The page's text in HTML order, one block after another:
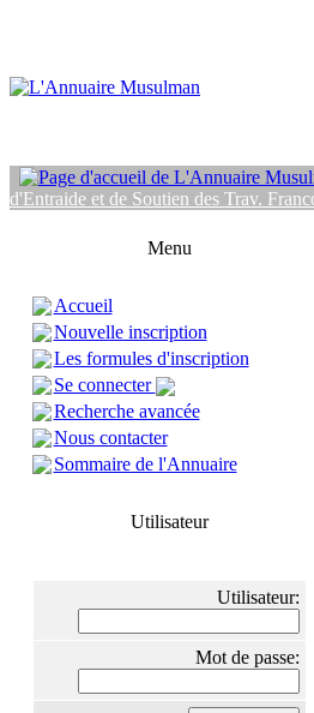
d'Entraide et de Soutien des Trav.
Menu
Accueil
Nouvelle inscription
Les formules d'inscription
Se connecter
Recherche avancée
Nous contacter
Sommaire de l'Annuaire
Utilisateur
Utilisateur:
Mot de passe: